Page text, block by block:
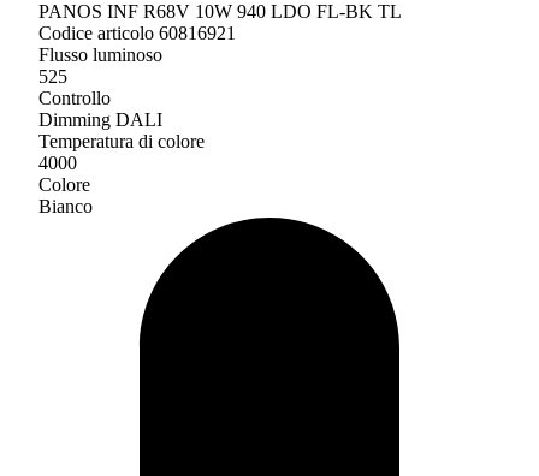
PANOS INF R68V 10W 940 LDO FL-BK TL
Codice articolo 60816921
Flusso luminoso
525
Controllo
Dimming DALI
Temperatura di colore
4000
Colore
Bianco